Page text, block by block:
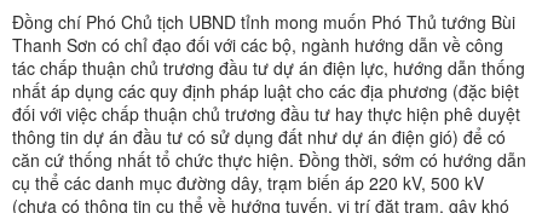
Đồng chí Phó Chủ tịch UBND tỉnh mong muốn Phó Thủ tướng Bùi
Thanh Sơn có chỉ đạo đối với các bộ, ngành hướng dẫn về công
tác chấp thuận chủ trương đầu tư dự án điện lực, hướng dẫn thống
nhất áp dụng các quy định pháp luật cho các địa phương (đặc biệt
đối với việc chấp thuận chủ trương đầu tư hay thực hiện phê duyệt
thông tin dự án đầu tư có sử dụng đất như dự án điện gió) để có
căn cứ thống nhất tổ chức thực hiện. Đồng thời, sớm có hướng dẫn
cụ thể các danh mục đường dây, trạm biến áp 220 kV, 500 kV
(chưa có thông tin cụ thể về hướng tuyến, vị trí đặt trạm, gây khó